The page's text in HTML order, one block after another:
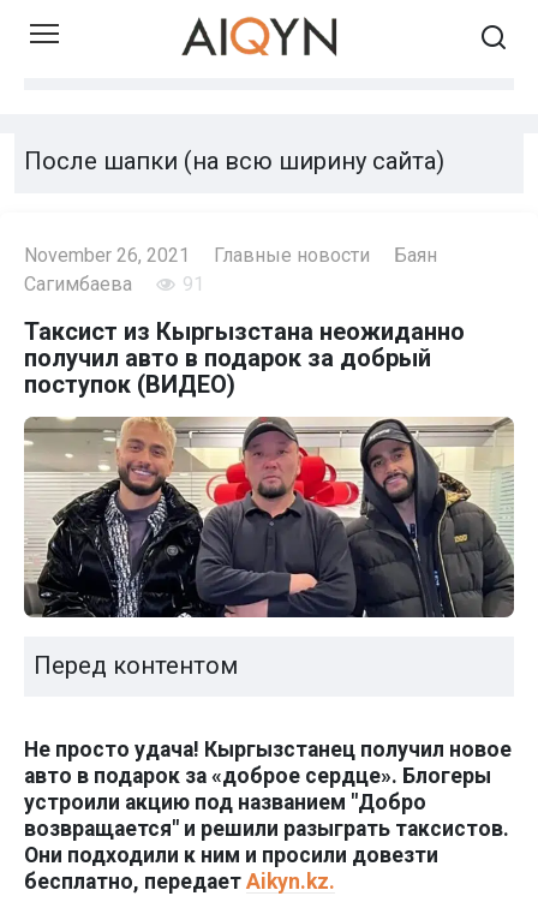
Skip
После шапки (на всю ширину сайта)
November 26, 2021 Главные новости
Баян
Сагимбаева
91
Таксист из Кыргызстана неожиданно
получил авто в подарок за добрый
поступок (ВИДЕО)
Перед контентом
Не просто удача! Кыргызстанец получил новое
авто в подарок за «доброе сердце». Блогеры
устроили акцию под названием "Добро
возвращается" и решили разыграть таксистов.
Они подходили к ним и просили довезти
бесплатно, передает Aikyn.kz.